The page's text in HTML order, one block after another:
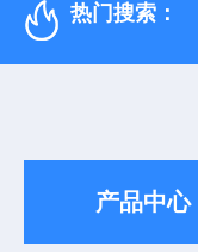
热门搜索：
产品中心